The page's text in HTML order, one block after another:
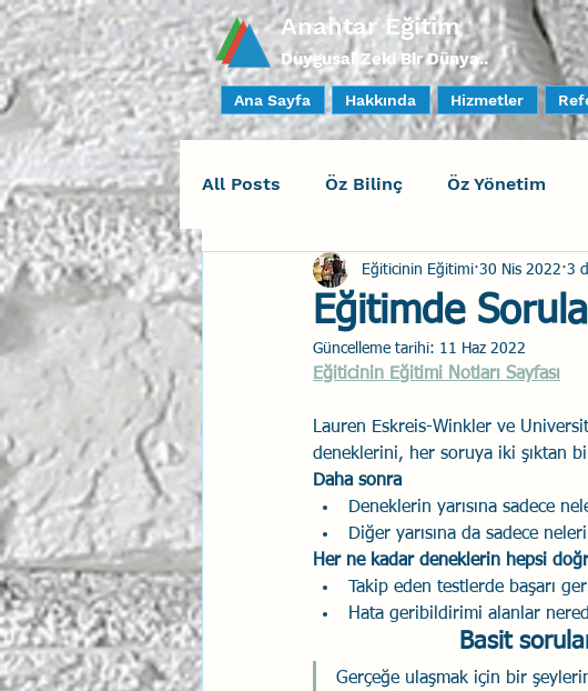
Anahtar Eğitim
Duygusal Zeki Bir Dünya..
Ana Sayfa Hakkında Hizmetler
All Posts Öz Bilinç Öz Yönetim
Sosyal Bilinç İlişki Yönetimi
Yaratıcı Drama İnsan Faktörleri -
Duygusal Zeka Koçluğu Uçak
İlişki Yönetimi Sun Tzu Savaş
Psikolojik Güvenlik Havacılık
Eğitimde
Eğiticinin Eğitimi 30 Nis 2022 3
Güncelleme tarihi: 11 Haz 2022
Eğiticinin Eğitimi Notları Sayfası
Lauren Eskreis-Winkler ve
deneklerini, her soruya iki şıktan
Daha sonra
Deneklerin yarısına sadece
Diğer yarısına da sadece
Her ne kadar deneklerin hepsi
Takip eden testlerde başarı
Hata geribildirimi alanlar
Basit
Gerçeğe ulaşmak için bir